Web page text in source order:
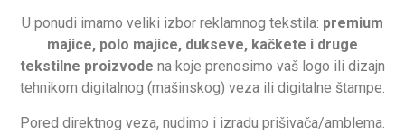
U ponudi imamo veliki izbor reklamnog tekstila: premium
majice, polo majice, dukseve, kačkete i druge
tekstilne proizvode na koje prenosimo vaš logo ili dizajn
tehnikom digitalnog (mašinskog) veza ili digitalne štampe.
Pored direktnog veza, nudimo i izradu prišivača/amblema.